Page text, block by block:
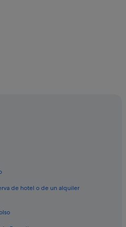
de hotel o de un alquiler